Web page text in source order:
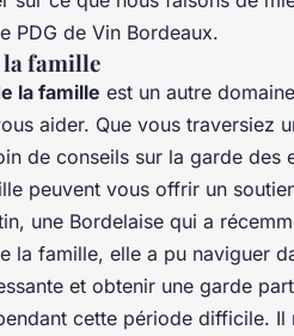
PDG de Vin Bordeaux.
famille
la famille est un autre
aider. Que vous traversiez
de conseils sur la garde des
peuvent vous offrir un
une Bordelaise qui a
la famille, elle a pu naviguer
et obtenir une garde
cette période difficile.